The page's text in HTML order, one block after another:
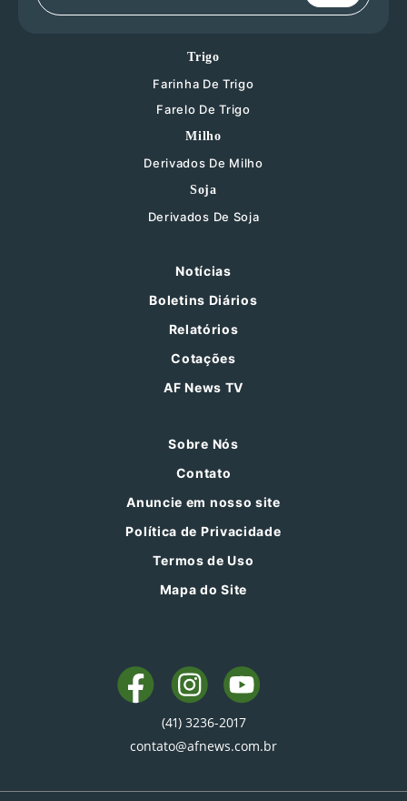
Trigo
Farinha De Trigo
Farelo De Trigo
Milho
Derivados De Milho
Soja
Derivados De Soja
Notícias
Boletins Diários
Relatórios
Cotações
AF News TV
Sobre Nós
Contato
Anuncie em nosso site
Política de Privacidade
Termos de Uso
Mapa do Site
(41) 3236-2017
contato@afnews.com.br